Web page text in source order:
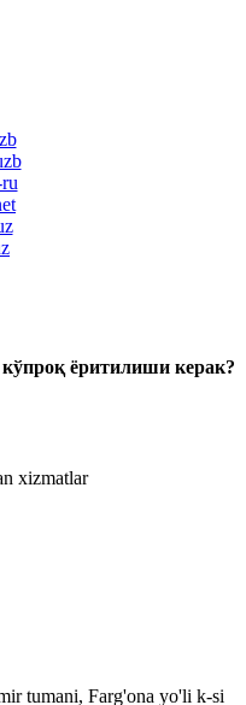
ёритилиши керак?
xizmatlar
tumani, Farg'ona yo'li k-si